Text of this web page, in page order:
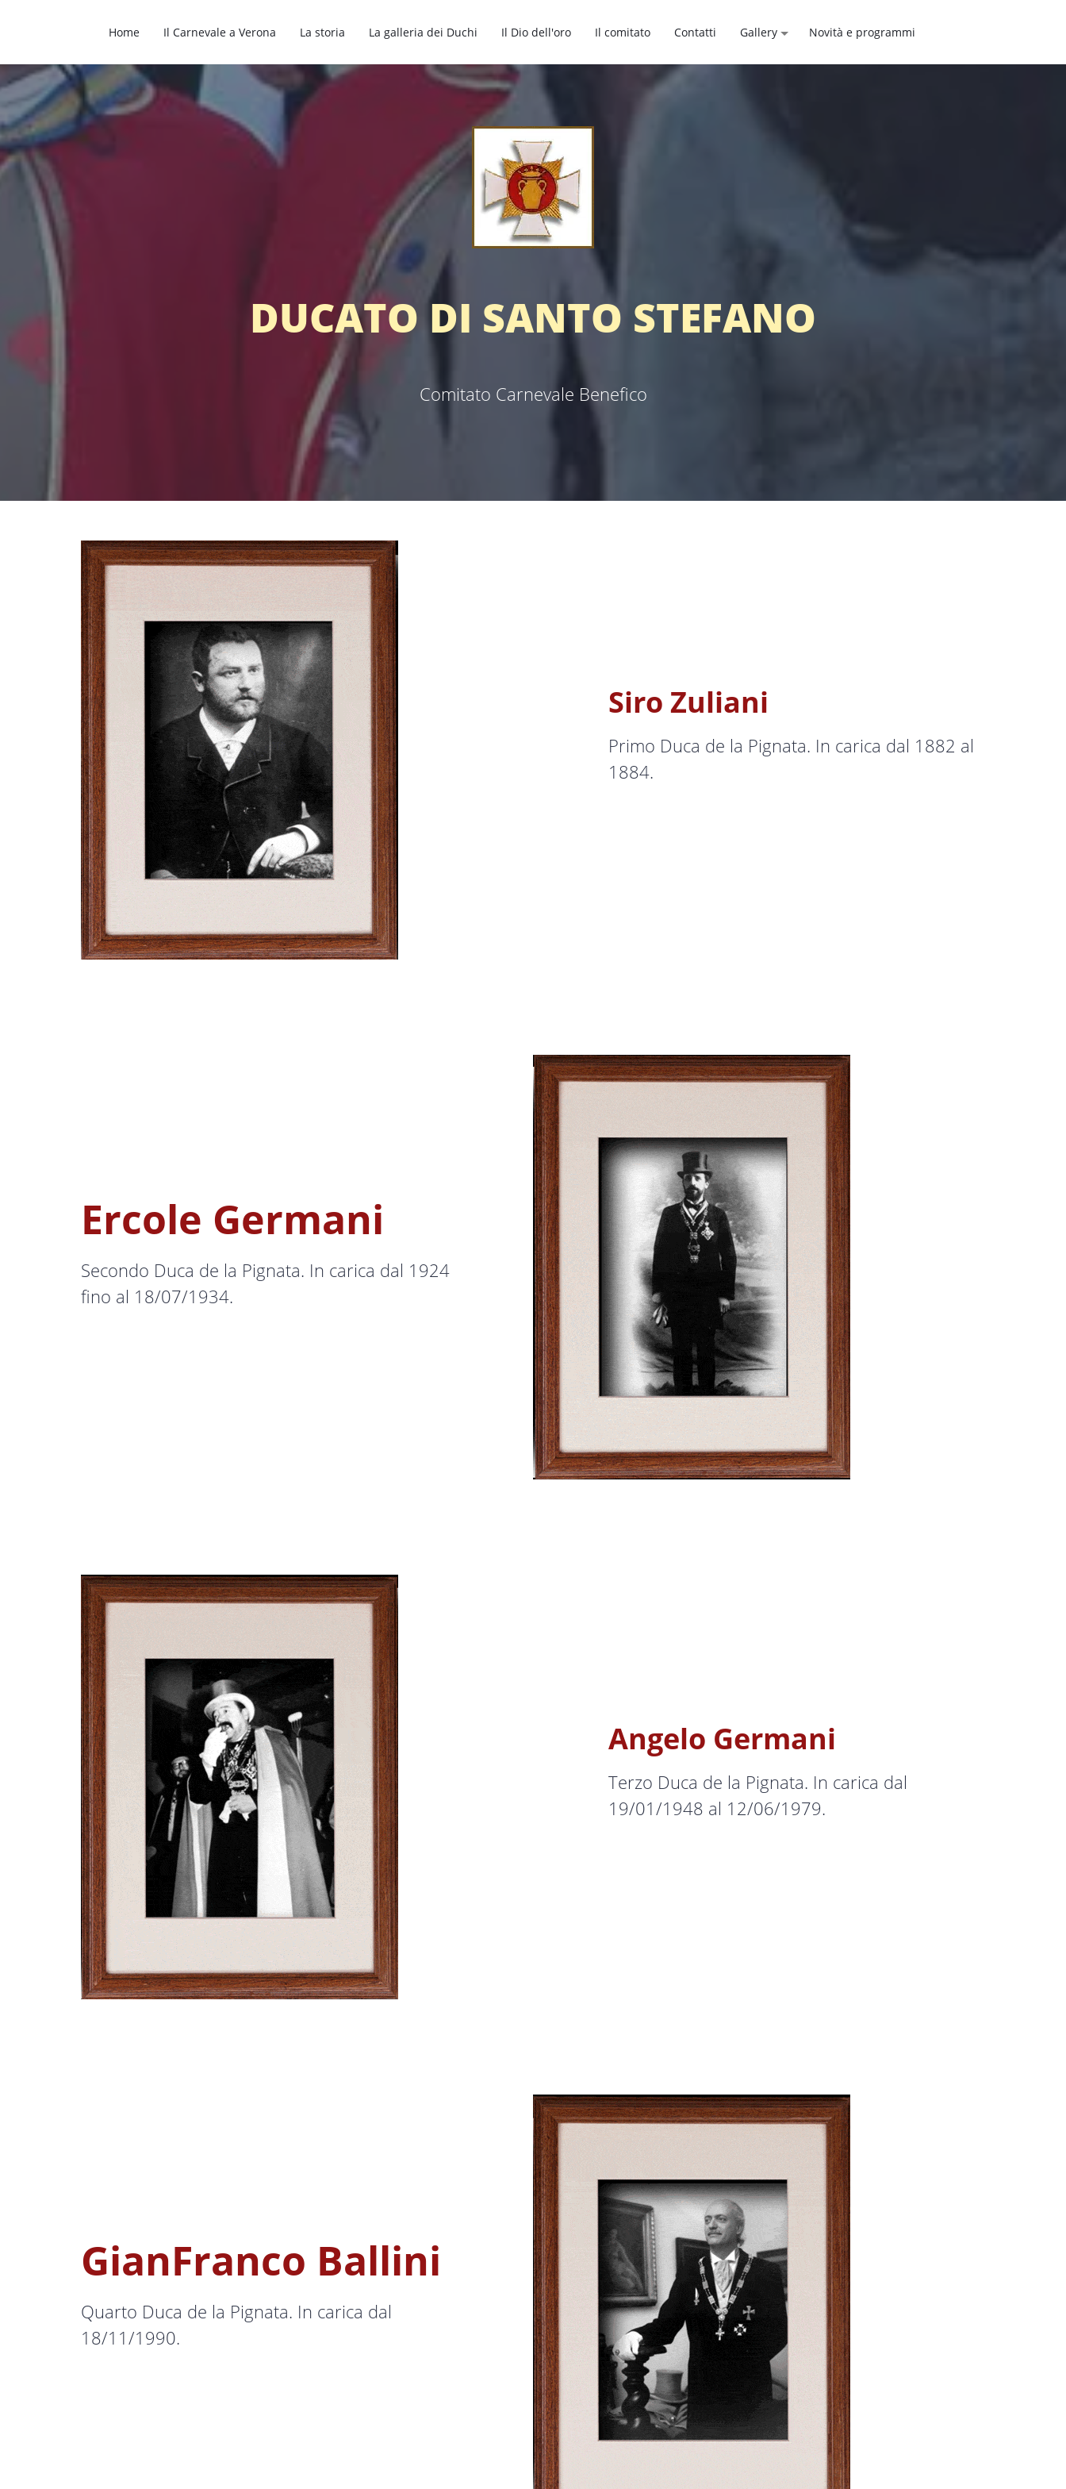
Home Il Carnevale a Verona La storia La galleria dei Duchi Il Dio dell'oro Il comitato Contatti Gallery Novità e programmi
DUCATO DI SANTO STEFANO
Comitato Carnevale Benefico
Siro Zuliani
Primo Duca de la Pignata. In carica dal 1882 al
1884.
Ercole Germani
Secondo Duca de la Pignata. In carica dal 1924
fino al 18/07/1934.
Angelo Germani
Terzo Duca de la Pignata. In carica dal
19/01/1948 al 12/06/1979.
GianFranco Ballini
Quarto Duca de la Pignata. In carica dal
18/11/1990.